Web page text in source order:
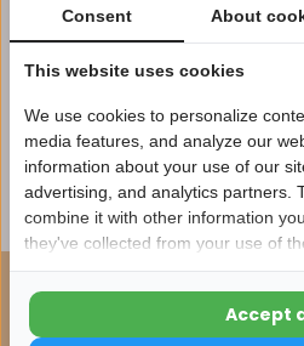
Reviews
Delen
ONZE AANBEVELING
Maak je bestelling
Nu 15%
15%
Consent About
This website uses cookies
We use cookies to personalize
media features, and analyze our
information about your use of our
advertising, and analytics partners.
combine it with other information
they've collected from your use of
Accept